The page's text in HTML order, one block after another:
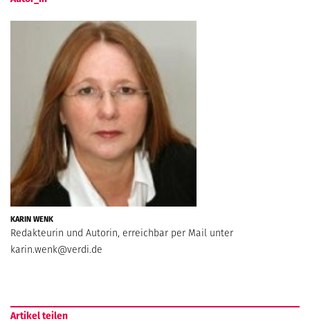
KARIN WENK
Redakteurin und Autorin, erreichbar per Mail unter
karin.wenk@verdi.de
Artikel teilen